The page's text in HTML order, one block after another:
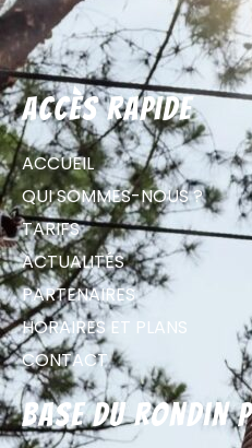
Accès rapide
ACCUEIL
QUI SOMMES-NOUS ?
TARIFS
ACTUALITÉS
PARTENAIRES
HORAIRES ET PLANS
CONTACT
Base du Rondin